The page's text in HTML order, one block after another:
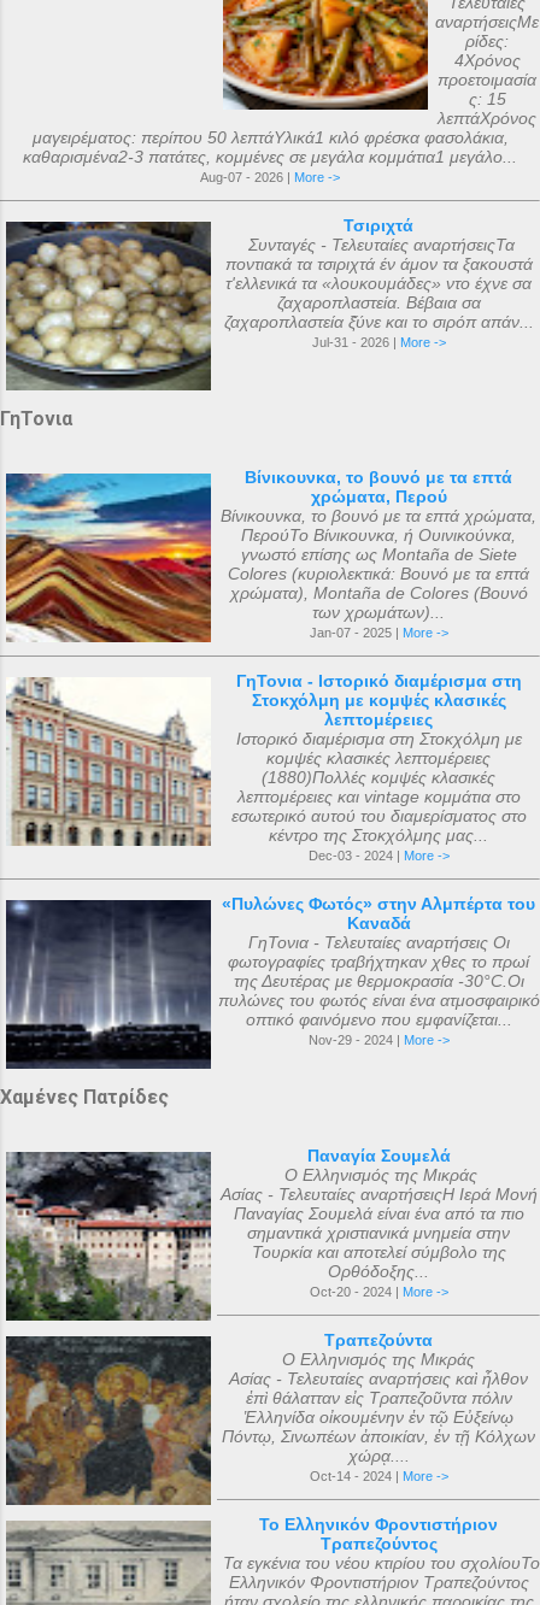
αναρτήσειςΜε
ρίδες:
4Χρόνος
προετοιμασία
ς: 15
λεπτάΧρόνος
μαγειρέματος: περίπου 50 λεπτάΥλικά1 κιλό φρέσκα φασολάκια,
καθαρισμένα2-3 πατάτες, κομμένες σε μεγάλα κομμάτια1 μεγάλο...
Aug-07 - 2026 | More ->
Τσιριχτά
Συνταγές - Τελευταίες αναρτήσειςΤα
ποντιακά τα τσιριχτά έν άμον τα ξακουστά
τ'ελλενικά τα «λουκουμάδες» ντο έχνε σα
ζαχαροπλαστεία. Βέβαια σα
ζαχαροπλαστεία ξ̌ύνε και το σιρόπ απάν...
Jul-31 - 2026 | More ->
ΓηΤονια
Βίνικουνκα, το βουνό με τα επτά
χρώματα, Περού
Βίνικουνκα, το βουνό με τα επτά χρώματα,
ΠερούΤο Βίνικουνκα, ή Ουινικούνκα,
γνωστό επίσης ως Montaña de Siete
Colores (κυριολεκτικά: Βουνό με τα επτά
χρώματα), Montaña de Colores (Βουνό
των χρωμάτων)...
Jan-07 - 2025 | More ->
ΓηΤονια - Ιστορικό διαμέρισμα στη
Στοκχόλμη με κομψές κλασικές
λεπτομέρειες
Ιστορικό διαμέρισμα στη Στοκχόλμη με
κομψές κλασικές λεπτομέρειες
(1880)Πολλές κομψές κλασικές
λεπτομέρειες και vintage κομμάτια στο
εσωτερικό αυτού του διαμερίσματος στο
κέντρο της Στοκχόλμης μας...
Dec-03 - 2024 | More ->
«Πυλώνες Φωτός» στην Αλμπέρτα του
Καναδά
ΓηΤονια - Τελευταίες αναρτήσεις Οι
φωτογραφίες τραβήχτηκαν χθες το πρωί
της Δευτέρας με θερμοκρασία -30°C.Οι
πυλώνες του φωτός είναι ένα ατμοσφαιρικό
οπτικό φαινόμενο που εμφανίζεται...
Nov-29 - 2024 | More ->
Χαμένες Πατρίδες
Παναγία Σουμελά
Ο Ελληνισμός της Μικράς
Ασίας - Τελευταίες αναρτήσειςΗ Ιερά Μονή
Παναγίας Σουμελά είναι ένα από τα πιο
σημαντικά χριστιανικά μνημεία στην
Τουρκία και αποτελεί σύμβολο της
Ορθόδοξης...
Oct-20 - 2024 | More ->
Τραπεζούντα
Ο Ελληνισμός της Μικράς
Ασίας - Τελευταίες αναρτήσεις καὶ ἦλθον
ἐπὶ θάλατταν εἰς Τραπεζοῦντα πόλιν
Ἑλληνίδα οἰκουμένην ἐν τῷ Εὐξείνῳ
Πόντῳ, Σινωπέων ἀποικίαν, ἐν τῇ Κόλχων
χώρᾳ....
Oct-14 - 2024 | More ->
Το Ελληνικόν Φροντιστήριον
Τραπεζούντος
Τα εγκένια του νέου κτιρίου του σχολίουΤο
Ελληνικόν Φροντιστήριον Τραπεζούντος